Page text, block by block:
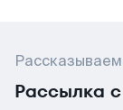
Рассылка